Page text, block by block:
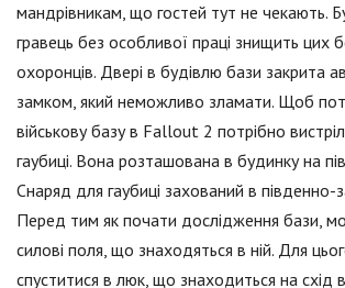
мандрівникам, що гостей тут не чекають.
гравець без особливої праці знищить цих
охоронців. Двері в будівлю бази закрита
замком, який неможливо зламати. Щоб
військову базу в Fallout 2 потрібно
гаубиці. Вона розташована в будинку на
Снаряд для гаубиці захований в південно-
Перед тим як почати дослідження бази,
силові поля, що знаходяться в ній. Для
спуститися в люк, що знаходиться на схід